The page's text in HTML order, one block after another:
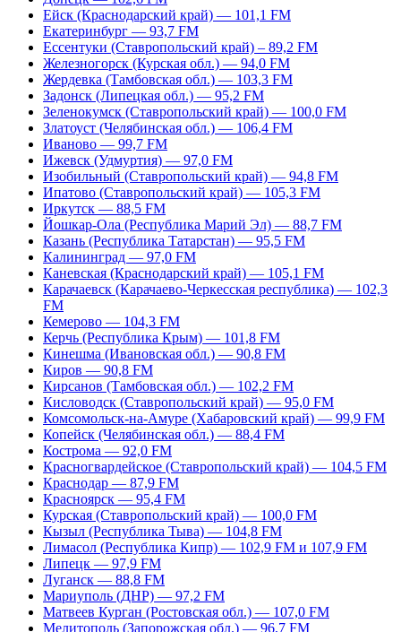
Ейск (Краснодарский край) — 101,1 FM
Екатеринбург — 93,7 FM
Ессентуки (Ставропольский край) – 89,2 FM
Железногорск (Курская обл.) — 94,0 FM
Жердевка (Тамбовская обл.) — 103,3 FM
Задонск (Липецкая обл.) — 95,2 FM
Зеленокумск (Ставропольский край) — 100,0 FM
Златоуст (Челябинская обл.) — 106,4 FM
Иваново — 99,7 FM
Ижевск (Удмуртия) — 97,0 FM
Изобильный (Ставропольский край) — 94,8 FM
Ипатово (Ставропольский край) — 105,3 FM
Иркутск — 88,5 FM
Йошкар-Ола (Республика Марий Эл) — 88,7 FM
Казань (Республика Татарстан) — 95,5 FM
Калининград — 97,0 FM
Каневская (Краснодарский край) — 105,1 FM
Карачаевск (Карачаево-Черкесская республика) — 102,3
FM
Кемерово — 104,3 FM
Керчь (Республика Крым) — 101,8 FM
Кинешма (Ивановская обл.) — 90,8 FM
Киров — 90,8 FM
Кирсанов (Тамбовская обл.) — 102,2 FM
Кисловодск (Ставропольский край) — 95,0 FM
Комсомольск-на-Амуре (Хабаровский край) — 99,9 FM
Копейск (Челябинская обл.) — 88,4 FM
Кострома — 92,0 FM
Красногвардейское (Ставропольский край) — 104,5 FM
Краснодар — 87,9 FM
Красноярск — 95,4 FM
Курская (Ставропольский край) — 100,0 FM
Кызыл (Республика Тыва) — 104,8 FM
Лимасол (Республика Кипр) — 102,9 FM и 107,9 FM
Липецк — 97,9 FM
Луганск — 88,8 FM
Мариуполь (ДНР) — 97,2 FM
Матвеев Курган (Ростовская обл.) — 107,0 FM
Мелитополь (Запорожская обл.) — 96,7 FM